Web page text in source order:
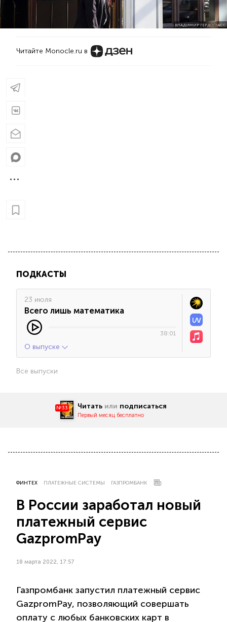
ВЛАДИМИР ГЕРДО/ТАСС
Читайте Monocle.ru в
ПОДКАСТЫ
23 июля
Всего лишь математика
38:01
О выпуске
Все выпуски
№33 Читать или подписаться
Первый месяц бесплатно
ФИНТЕХ ПЛАТЕЖНЫЕ СИСТЕМЫ ГАЗПРОМБАНК
В России заработал новый
платежный сервис
GazpromPay
18 марта 2022, 17:57
Газпромбанк запустил платежный сервис
GazpromPay, позволяющий совершать
оплату с любых банковских карт в